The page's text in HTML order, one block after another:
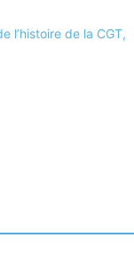
l’histoire de la CGT,